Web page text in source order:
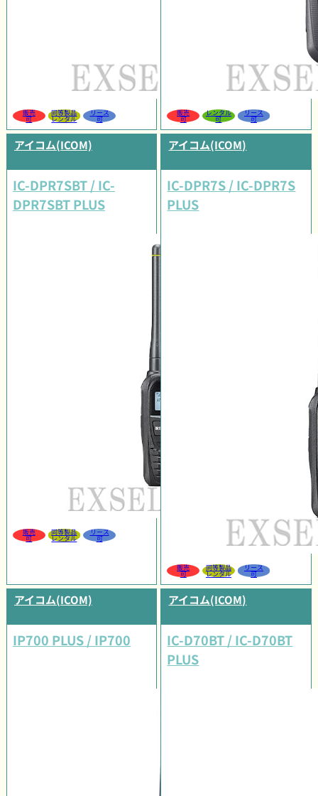
販売
可
同等製品
レンタル
リース
可
販売
可
レンタル
可
リース
可
アイコム(ICOM)
IC-DPR7SBT / IC-
DPR7SBT PLUS
販売
可
同等製品
レンタル
リース
可
アイコム(ICOM)
IC-DPR7S / IC-DPR7S
PLUS
販売
可
同等製品
レンタル
リース
可
アイコム(ICOM)
IP700 PLUS / IP700
アイコム(ICOM)
IC-D70BT / IC-D70BT
PLUS